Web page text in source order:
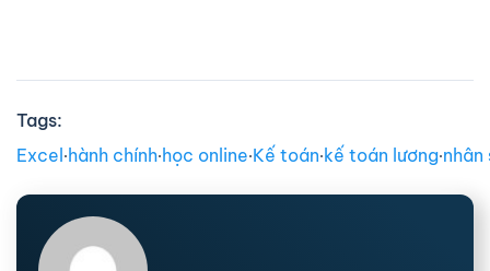
Tags:
Excel∙hành chính∙học online∙Kế toán∙kế toán lương∙nhân